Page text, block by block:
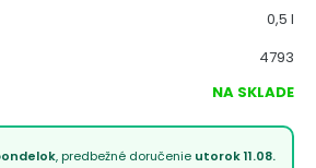
0,5 l
4793
NA SKLADE
, predbežné doručenie utorok 11.08.